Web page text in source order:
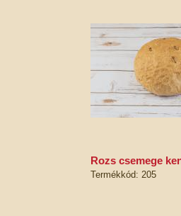
rozs csemege
Termékkód: 205